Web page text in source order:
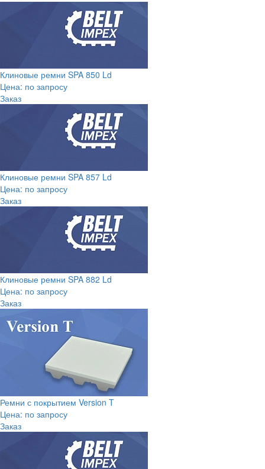
Клиновые ремни SPA 850 Ld
Цена: по запросу
Заказ
Клиновые ремни SPA 857 Ld
Цена: по запросу
Заказ
Клиновые ремни SPA 882 Ld
Цена: по запросу
Заказ
Ремни с покрытием Version T
Цена: по запросу
Заказ